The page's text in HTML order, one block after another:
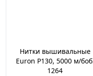
Нитки вышивальные
Euron P130, 5000 м/
1264